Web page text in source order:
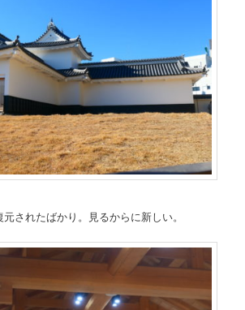
されたばかり。見るからに新しい。